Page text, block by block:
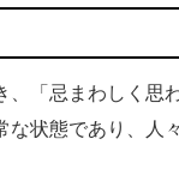
、「忌まわしく思
状態であり、人